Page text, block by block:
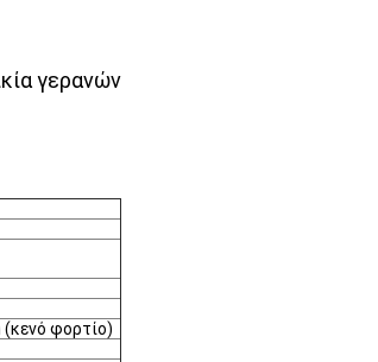
γερανών
φορτίο)